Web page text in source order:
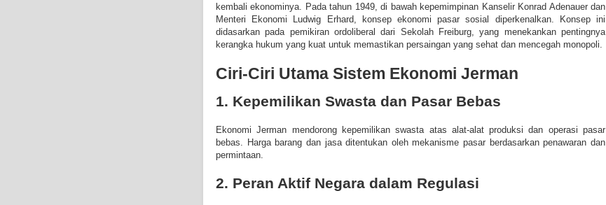
kembali ekonominya. Pada tahun 1949, di bawah kepemimpinan Kanselir Konrad Adenauer dan
Menteri Ekonomi Ludwig Erhard, konsep ekonomi pasar sosial diperkenalkan. Konsep ini
didasarkan pada pemikiran ordoliberal dari Sekolah Freiburg, yang menekankan pentingnya
kerangka hukum yang kuat untuk memastikan persaingan yang sehat dan mencegah monopoli.
Ciri-Ciri Utama Sistem Ekonomi Jerman
1. Kepemilikan Swasta dan Pasar Bebas
Ekonomi Jerman mendorong kepemilikan swasta atas alat-alat produksi dan operasi pasar
bebas. Harga barang dan jasa ditentukan oleh mekanisme pasar berdasarkan penawaran dan
permintaan.
2. Peran Aktif Negara dalam Regulasi